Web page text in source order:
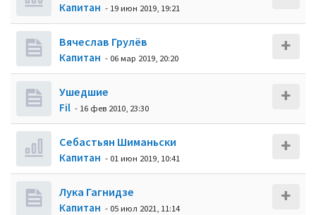
Кaпитaн - 19 июн 2019, 19:21
Вячеслав Грулёв
Кaпитaн - 06 мар 2019, 20:20
Ушедшие
Fil - 16 фев 2010, 23:30
Себастьян Шиманьски
Кaпитaн - 01 июн 2019, 10:41
Лука Гагнидзе
Кaпитaн - 05 июл 2021, 11:14